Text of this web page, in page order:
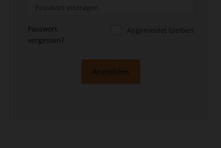
Passwort
vergessen?
Angemeldet bleiben
Anmelden